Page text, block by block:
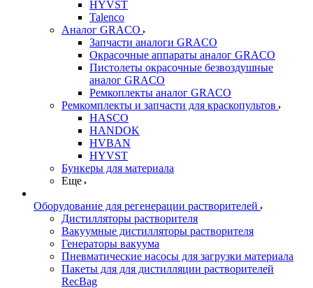
HYVST
Talenco
Аналог GRACO
Запчасти аналоги GRACO
Окрасочные аппараты аналог GRACO
Пистолеты окрасочные безвоздушные
аналог GRACO
Ремкоплекты аналог GRACO
Ремкомплекты и запчасти для краскопультов
HASCO
HANDOK
HVBAN
HYVST
Бункеры для материала
Еще
Оборудование для регенерации растворителей
Дистилляторы растворителя
Вакуумные дистилляторы растворителя
Генераторы вакуума
Пневматические насосы для загрузки материала
Пакеты для для дистилляции растворителей
RecBag